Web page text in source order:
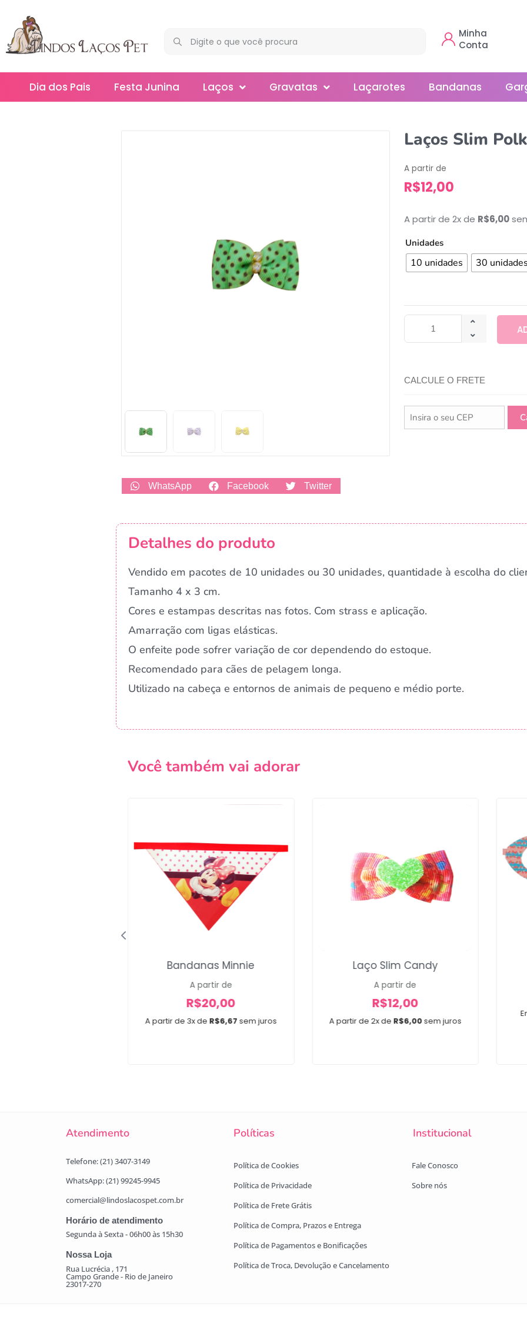
Minha
Conta
Dia dos Pais Festa Junina Laços
Splash
Gravatas Laçarotes Bandanas
WhatsApp Facebook Twitter
Laços Slim
A partir de
R$12,00
A partir de 2x de R$6,00
Unidades
10 unidades 30
CALCULE O FRETE
Detalhes do produto
Vendido em pacotes de 10 unidades ou 30 unidades, quantidade à escolha do
Tamanho 4 x 3 cm.
Cores e estampas descritas nas fotos. Com strass e aplicação.
Amarração com ligas elásticas.
O enfeite pode sofrer variação de cor dependendo do estoque.
Recomendado para cães de pelagem longa.
Utilizado na cabeça e entornos de animais de pequeno e médio porte.
Você também vai adorar
A partir de 3x de R$6,67 sem juros
Bandanas Minnie
A partir de
R$20,00
A partir de 2x de R$6,00sem juros
Laço Slim Candy
A partir de
R$12,00
Atendimento Políticas Institucional
Telefone: (21) 3407-3149
WhatsApp: (21) 99245-9945
comercial@lindoslacospet.com.br
Horário de atendimento
Segunda à Sexta - 06h00 às 15h30
Nossa Loja
Rua Lucrécia , 171
Campo Grande - Rio de Janeiro
23017-270
Política de Cookies
Política de Privacidade
Política de Frete Grátis
Política de Compra, Prazos e Entrega
Política de Pagamentos e Bonificações
Política de Troca, Devolução e Cancelamento
Fale Conosco
Sobre nós